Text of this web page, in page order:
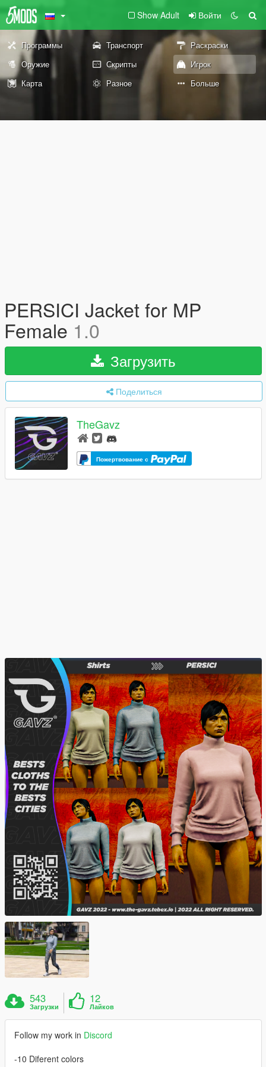
Show Adult Войти
Программы Транспорт
Раскраски
Оружие
Скрипты
Игрок
Карта
Разное Больше
PERSICI Jacket for MP
Female 1.0
Загрузить
Поделиться
TheGavz
Пожертвование с
543
Загрузки
12
Лайков
Follow my work in Discord
-10 Diferent colors